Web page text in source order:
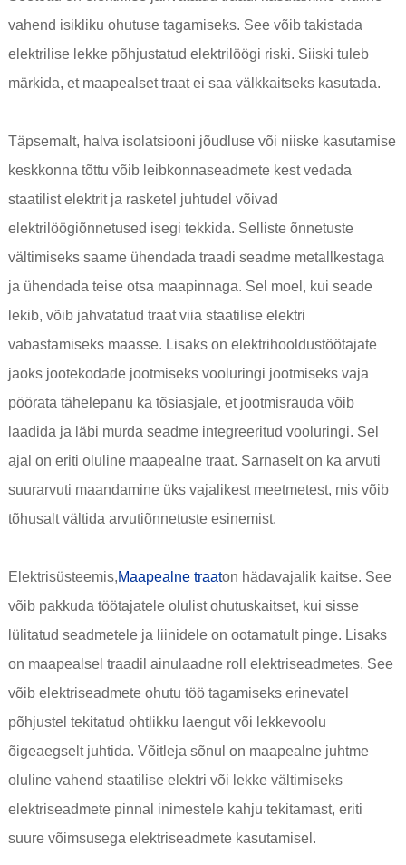
vahend isikliku ohutuse tagamiseks. See võib takistada
elektrilise lekke põhjustatud elektrilöögi riski. Siiski tuleb
märkida, et maapealset traat ei saa välkkaitseks kasutada.
Täpsemalt, halva isolatsiooni jõudluse või niiske kasutamise
keskkonna tõttu võib leibkonnaseadmete kest vedada
staatilist elektrit ja rasketel juhtudel võivad
elektrilöögiõnnetused isegi tekkida. Selliste õnnetuste
vältimiseks saame ühendada traadi seadme metallkestaga
ja ühendada teise otsa maapinnaga. Sel moel, kui seade
lekib, võib jahvatatud traat viia staatilise elektri
vabastamiseks maasse. Lisaks on elektrihooldustöötajate
jaoks jootekodade jootmiseks vooluringi jootmiseks vaja
pöörata tähelepanu ka tõsiasjale, et jootmisrauda võib
laadida ja läbi murda seadme integreeritud vooluringi. Sel
ajal on eriti oluline maapealne traat. Sarnaselt on ka arvuti
suurarvuti maandamine üks vajalikest meetmetest, mis võib
tõhusalt vältida arvutiõnnetuste esinemist.
Elektrisüsteemis,Maapealne traaton hädavajalik kaitse. See
võib pakkuda töötajatele olulist ohutuskaitset, kui sisse
lülitatud seadmetele ja liinidele on ootamatult pinge. Lisaks
on maapealsel traadil ainulaadne roll elektriseadmetes. See
võib elektriseadmete ohutu töö tagamiseks erinevatel
põhjustel tekitatud ohtlikku laengut või lekkevoolu
õigeaegselt juhtida. Võitleja sõnul on maapealne juhtme
oluline vahend staatilise elektri või lekke vältimiseks
elektriseadmete pinnal inimestele kahju tekitamast, eriti
suure võimsusega elektriseadmete kasutamisel.